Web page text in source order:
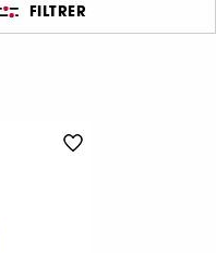
FILTRER